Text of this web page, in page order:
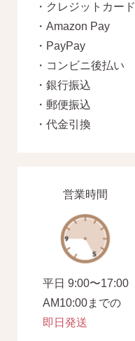
・クレジットカード
・Amazon Pay
・PayPay
・コンビニ後払い
・銀行振込
・郵便振込
・代金引換
営業時間
平日 9:00〜17:00
AM10:00までの
即日発送